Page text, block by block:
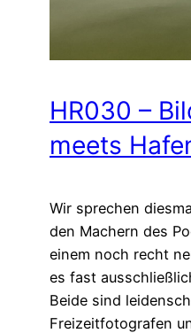
HR030 –
meets
Wir sprechen
den Machern des
einem noch recht
es fast
Beide sind
Freizeitfotografen